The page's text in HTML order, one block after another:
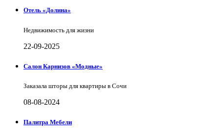
Отель «Долина»
Недвижимость для жизни
22-09-2025
Салон Карнизов «Модные»
Заказала шторы для квартиры в Сочи
08-08-2024
Палитра Мебели